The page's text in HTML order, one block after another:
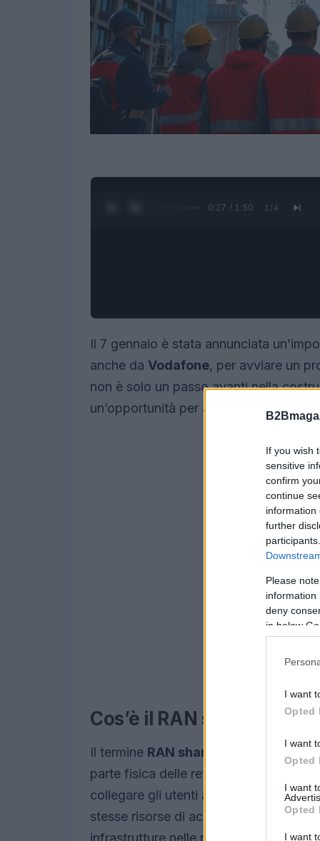
If you wish
sensitive
confirm
continue
information
further
Please
information
deny
in below
I want
Opted
I want
Opted
I want
Opted
I want
0:28 / 1:50 1 /4
Il 7 gennaio è stata annunciata
anche da Vodafone, per avviare un
non è solo un passo avanti nella
un’opportunità per accelerare la
Cos’è il RAN sharing?
Il termine RAN sharing indica la
parte fisica delle reti mobili che
collegare gli utenti alla rete. Con
stesse risorse di accesso, riducendo i